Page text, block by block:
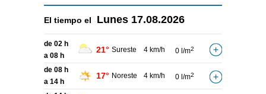
El tiempo el Lunes 17.08.2026
de 02 h
a 08 h
21° Sureste 4 km/h 0 l/m2
de 08 h
a 14 h
17° Noreste 4 km/h 0 l/m2